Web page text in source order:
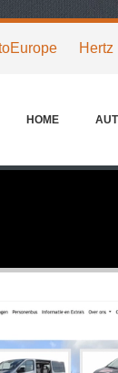
Hertz
HOME